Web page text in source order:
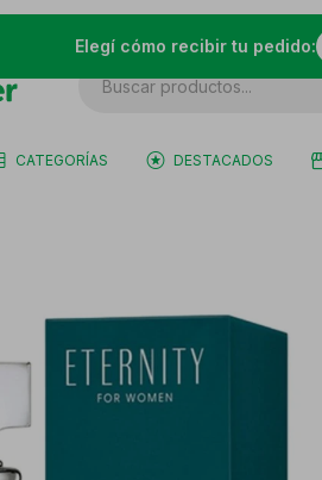
Elegí cómo recibir tu pedido:
CATEGORÍAS DESTACADOS